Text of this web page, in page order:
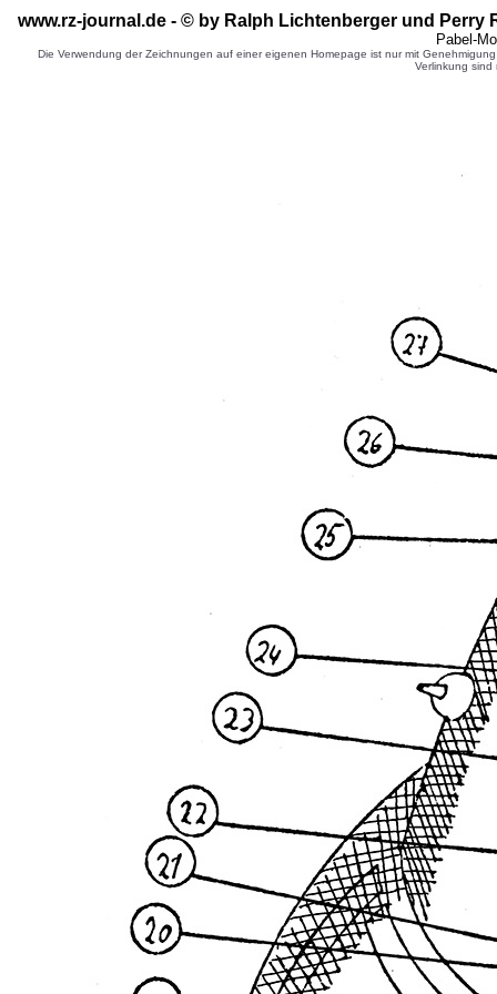
www.rz-journal.de - © by Ralph Lichtenberger und Perry
Pabel-
Die Verwendung der Zeichnungen auf einer eigenen Homepage ist nur mit
Verlinkung sind